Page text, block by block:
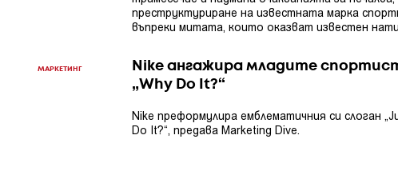
преструктуриране на известната марка
въпреки митата, които оказват известен
МАРКЕТИНГ
Nike ангажира младите
„Why Do It?“
Nike преформулира емблематичния си слоган
Do It?“, предава Marketing Dive.